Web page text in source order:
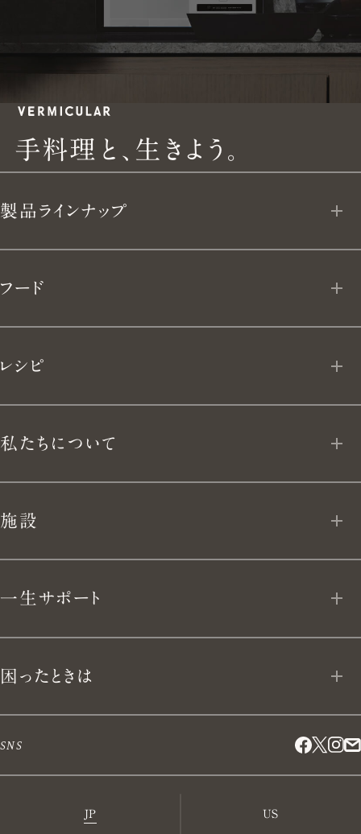
手
と、
生
き
よ
う。
手料理 と 、 生 き よ う 。
製品ラインナップ
ライスポット
ユキヒラ
キッチンナイフ
キッチンアイテム
フード
レシピ
App Download
私たちについて
VERMICULAR BRAND POLICY 10
採用情報
施設
VERMICULAR NEWoMan TAKANAWA
一生サポート
リペアプログラム
困ったときは
困ったときは
SNS
JP US